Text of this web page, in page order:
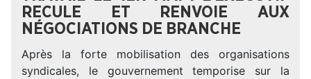
RECULE ET RENVOIE AUX
NÉGOCIATIONS DE BRANCHE
Après la forte mobilisation des organisations
syndicales, le gouvernement temporise sur la